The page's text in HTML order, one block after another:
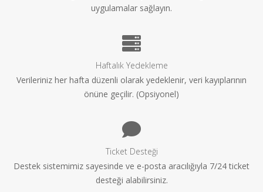
uygulamalar sağlayın.
Haftalık Yedekleme
Verileriniz her hafta düzenli olarak yedeklenir, veri kayıplarının
önüne geçilir. (Opsiyonel)
Ticket Desteği
Destek sistemimiz sayesinde ve e-posta aracılığıyla 7/24 ticket
desteği alabilirsiniz.